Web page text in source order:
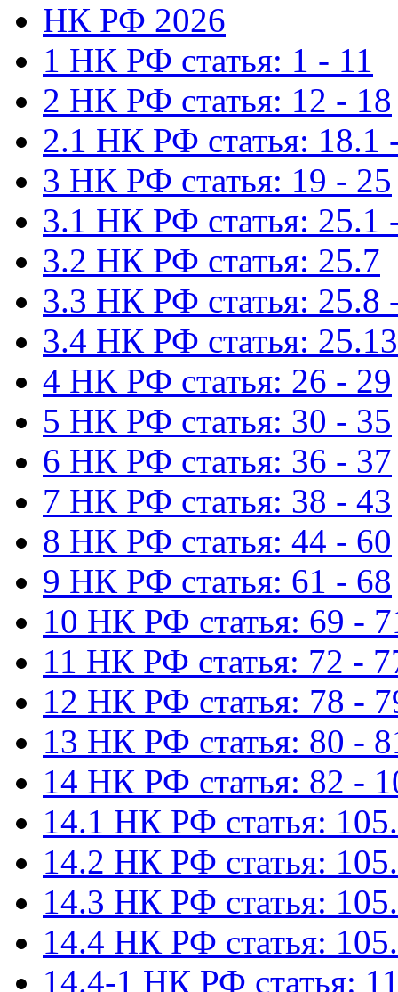
НК РФ 2026
1 НК РФ статья: 1 - 11
2 НК РФ статья: 12 - 18
2.1 НК РФ статья: 18.1
3 НК РФ статья: 19 - 25
3.1 НК РФ статья: 25.1
3.2 НК РФ статья: 25.7
3.3 НК РФ статья: 25.8
3.4 НК РФ статья:
4 НК РФ статья: 26 - 29
5 НК РФ статья: 30 - 35
6 НК РФ статья: 36 - 37
7 НК РФ статья: 38 - 43
8 НК РФ статья: 44 - 60
9 НК РФ статья: 61 - 68
10 НК РФ статья: 69 -
11 НК РФ статья: 72 -
12 НК РФ статья: 78 -
13 НК РФ статья: 80 -
14 НК РФ статья: 82 -
14.1 НК РФ статья:
14.2 НК РФ статья:
14.3 НК РФ статья:
14.4 НК РФ статья:
14.4-1 НК РФ статья: